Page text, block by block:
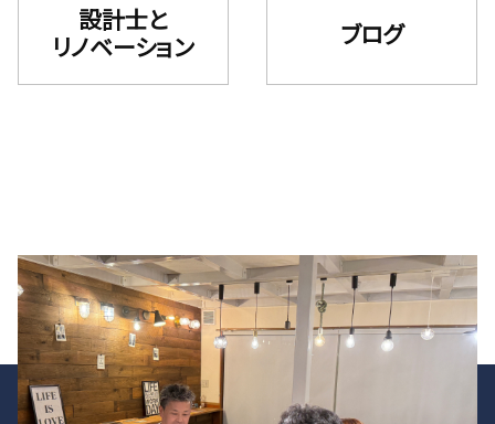
設計士と
リノベーション
ブログ